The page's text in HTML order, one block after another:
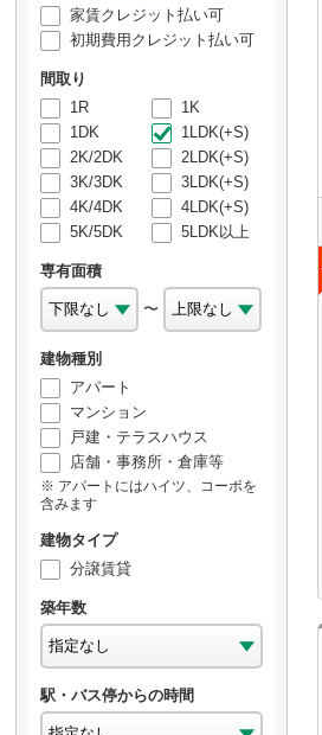
家賃クレジット払い可
初期費用クレジット払い可
間取り
1R
1K
1DK
1LDK(+S)
2K/2DK
2LDK(+S)
3K/3DK
3LDK(+S)
4K/4DK
4LDK(+S)
5K/5DK
5LDK以上
専有面積
〜
建物種別
アパート
マンション
戸建・テラスハウス
店舗・事務所・倉庫等
アパートにはハイツ、コーポを
含みます
建物タイプ
分譲賃貸
築年数
駅・バス停からの時間